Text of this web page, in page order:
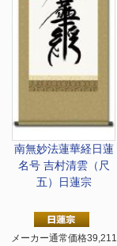
南無妙法蓮華経日蓮
名号 吉村清雲（尺
五）日蓮宗
メーカー通常価格39,211